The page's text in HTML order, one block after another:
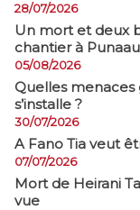
28/07/2026
​Un mort et deux
chantier à
05/08/2026
Quelles
s’installe ?
30/07/2026
A Fano Tia veut
07/07/2026
Mort de Heirani
vue